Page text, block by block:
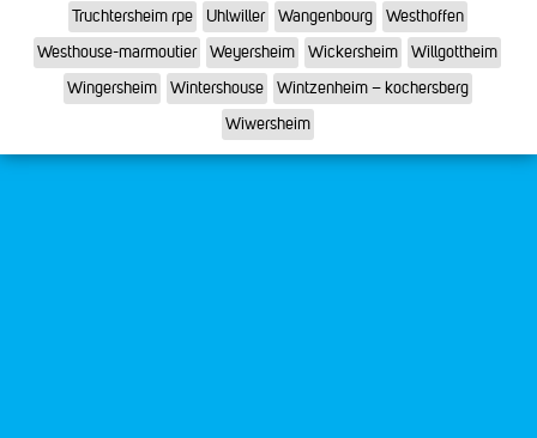
Truchtersheim rpe Uhlwiller Wangenbourg
Westhoffen
Westhouse-marmoutier
Weyersheim Wickersheim
Willgottheim
Wingersheim
Wintershouse
Wintzenheim – kochersberg
Wiwersheim